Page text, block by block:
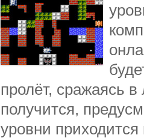
пролёт, сражаясь
получится,
уровни